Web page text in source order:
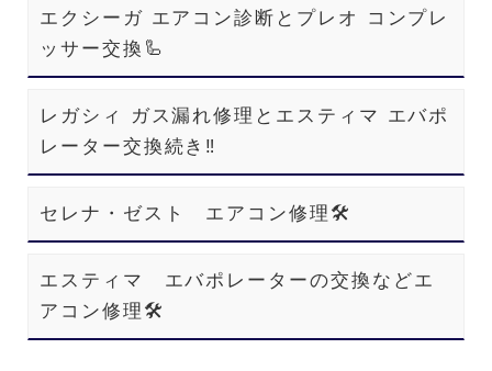
エクシーガ エアコン診断とプレオ コンプレ
ッサー交換🦾
レガシィ ガス漏れ修理とエスティマ エバポ
レーター交換続き‼️
セレナ・ゼスト エアコン修理🛠️
エスティマ エバポレーターの交換などエ
アコン修理🛠️